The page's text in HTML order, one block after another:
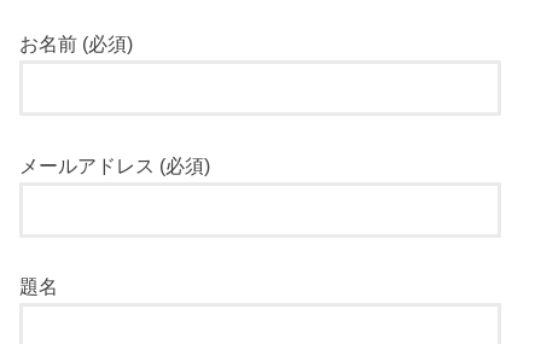
お名前 (必須)
メールアドレス (必須)
題名